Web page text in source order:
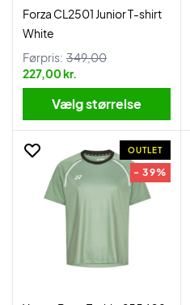
Forza CL2501 Junior T-shirt
White
Førpris: 349,00
227,00 kr.
Vælg størrelse
OUTLET
- 39%